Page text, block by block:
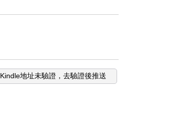
Kindle地址未驗證，去驗證後推送